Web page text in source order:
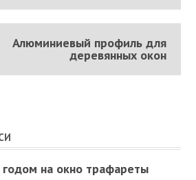
Алюминиевый профиль для
деревянных окон
на окно трафареты